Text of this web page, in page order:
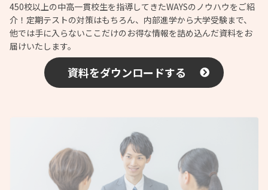
450校以上の中高一貫校生を指導してきたWAYSのノウハウをご紹
介！定期テストの対策はもちろん、内部進学から大学受験まで、
他では手に入らないここだけのお得な情報を詰め込んだ資料をお
届けいたします。
資料をダウンロードする